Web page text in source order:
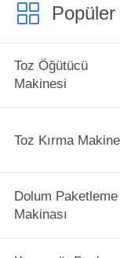
Toz Öğütücü
Makinesi
Toz Kırma
Dolum Paketleme
Makinası